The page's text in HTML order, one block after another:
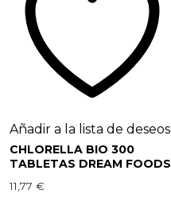
Añadir a la lista de deseos
CHLORELLA BIO 300
TABLETAS DREAM FOODS
11,77€